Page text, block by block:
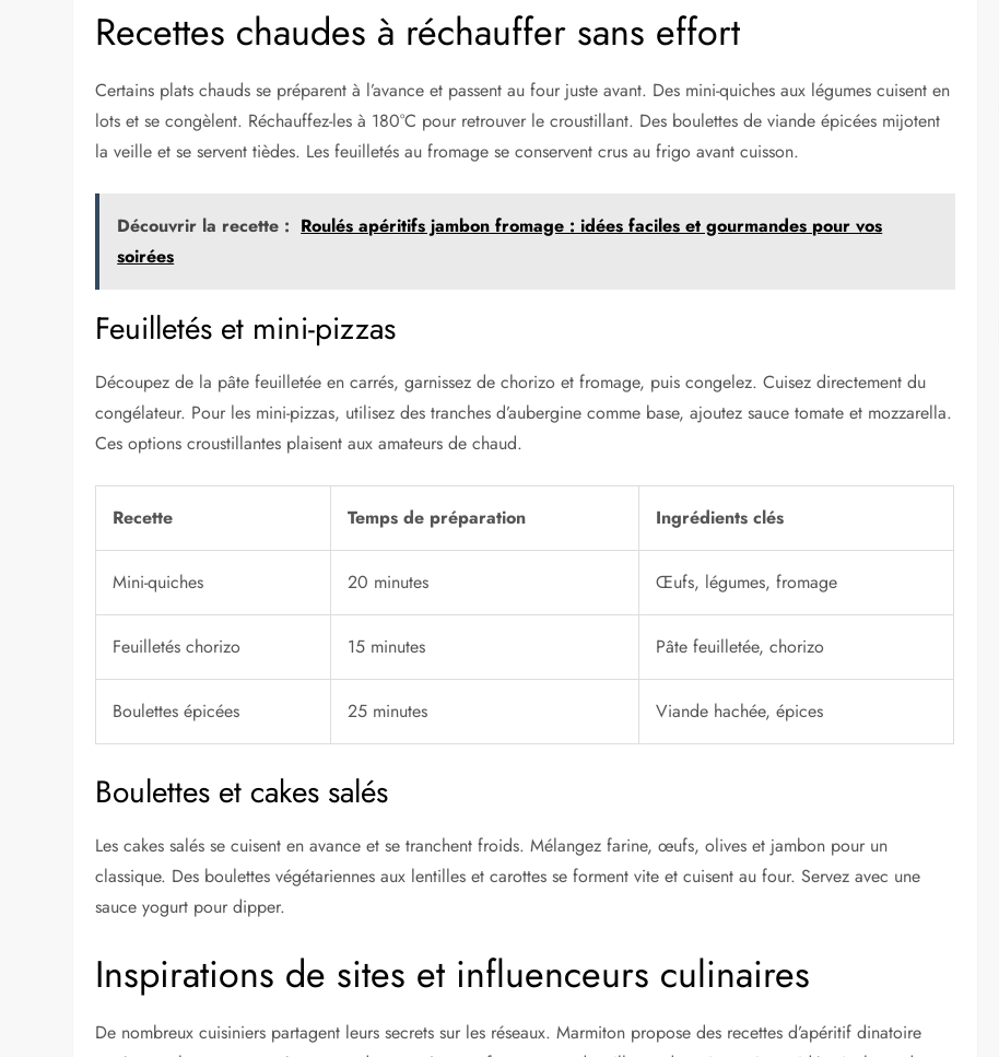
Recettes chaudes à réchauffer sans effort
Certains plats chauds se préparent à l’avance et passent au four juste avant. Des mini-quiches aux légumes cuisent en
lots et se congèlent. Réchauffez-les à 180°C pour retrouver le croustillant. Des boulettes de viande épicées mijotent
la veille et se servent tièdes. Les feuilletés au fromage se conservent crus au frigo avant cuisson.
Découvrir la recette : Roulés apéritifs jambon fromage : idées faciles et gourmandes pour vos
soirées
Feuilletés et mini-pizzas
Découpez de la pâte feuilletée en carrés, garnissez de chorizo et fromage, puis congelez. Cuisez directement du
congélateur. Pour les mini-pizzas, utilisez des tranches d’aubergine comme base, ajoutez sauce tomate et mozzarella.
Ces options croustillantes plaisent aux amateurs de chaud.
Recette Temps de préparation Ingrédients clés
Mini-quiches 20 minutes Œufs, légumes, fromage
Feuilletés chorizo 15 minutes Pâte feuilletée, chorizo
Boulettes épicées 25 minutes Viande hachée, épices
Boulettes et cakes salés
Les cakes salés se cuisent en avance et se tranchent froids. Mélangez farine, œufs, olives et jambon pour un
classique. Des boulettes végétariennes aux lentilles et carottes se forment vite et cuisent au four. Servez avec une
sauce yogurt pour dipper.
Inspirations de sites et influenceurs culinaires
De nombreux cuisiniers partagent leurs secrets sur les réseaux. Marmiton propose des recettes d’apéritif dinatoire